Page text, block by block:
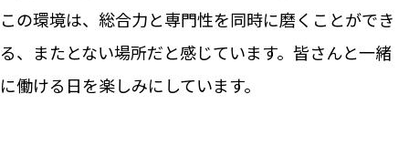
この環境は、総合力と専門性を同時に磨くことができ
る、またとない場所だと感じています。皆さんと一緒
に働ける日を楽しみにしています。